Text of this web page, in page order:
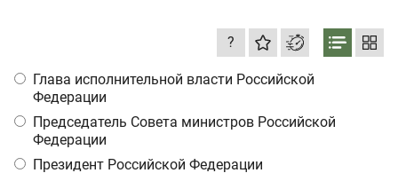
?
Глава исполнительной власти Российской
Федерации
Председатель Совета министров Российской
Федерации
Президент Российской Федерации